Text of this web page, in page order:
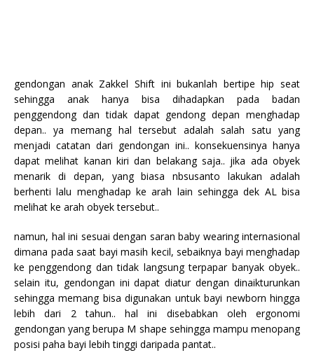
gendongan anak Zakkel Shift ini bukanlah bertipe hip seat
sehingga anak hanya bisa dihadapkan pada badan
penggendong dan tidak dapat gendong depan menghadap
depan.. ya memang hal tersebut adalah salah satu yang
menjadi catatan dari gendongan ini.. konsekuensinya hanya
dapat melihat kanan kiri dan belakang saja.. jika ada obyek
menarik di depan, yang biasa nbsusanto lakukan adalah
berhenti lalu menghadap ke arah lain sehingga dek AL bisa
melihat ke arah obyek tersebut..
namun, hal ini sesuai dengan saran baby wearing internasional
dimana pada saat bayi masih kecil, sebaiknya bayi menghadap
ke penggendong dan tidak langsung terpapar banyak obyek..
selain itu, gendongan ini dapat diatur dengan dinaikturunkan
sehingga memang bisa digunakan untuk bayi newborn hingga
lebih dari 2 tahun.. hal ini disebabkan oleh ergonomi
gendongan yang berupa M shape sehingga mampu menopang
posisi paha bayi lebih tinggi daripada pantat..